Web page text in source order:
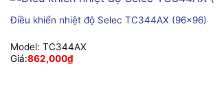
Điều khiển nhiệt độ Selec TC344AX (96×96)
Model: TC344AX
Giá:862,000₫